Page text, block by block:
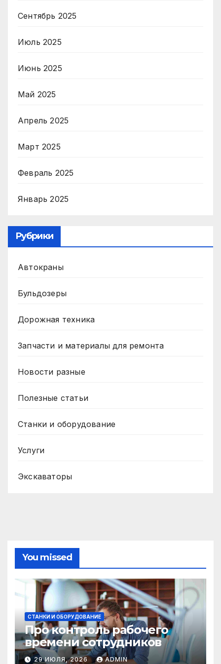
Сентябрь 2025
Июль 2025
Июнь 2025
Май 2025
Апрель 2025
Март 2025
Февраль 2025
Январь 2025
Рубрики
Автокраны
Бульдозеры
Дорожная техника
Запчасти и материалы для ремонта
Новости разные
Полезные статьи
Станки и оборудование
Услуги
Экскаваторы
You missed
СТАНКИ И ОБОРУДОВАНИЕ
Про контроль рабочего
времени сотрудников
29 ИЮЛЯ, 2026 ADMIN